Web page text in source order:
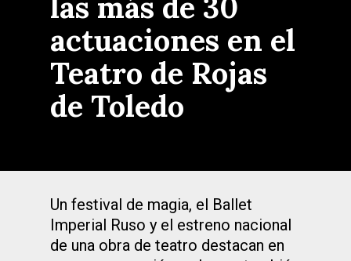
actuaciones en el
Teatro de Rojas
de Toledo
Un festival de magia, el Ballet
Imperial Ruso y el estreno nacional
de una obra de teatro destacan en